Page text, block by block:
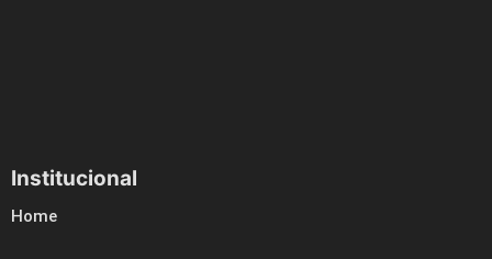
Institucional
Home